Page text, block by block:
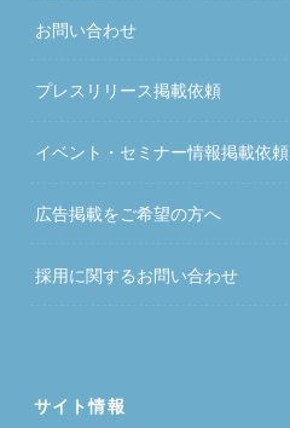
お問い合わせ
プレスリリース掲載依頼
イベント・セミナー情報掲載依頼
広告掲載をご希望の方へ
採用に関するお問い合わせ
サイト情報